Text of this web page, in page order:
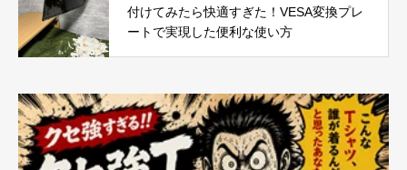
付けてみたら快適すぎた！VESA変換プレ
ートで実現した便利な使い方